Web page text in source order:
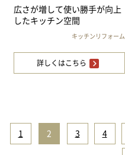
広さが増して使い勝手が向上
したキッチン空間
キッチンリフォーム
詳しくはこちら
1 2 3 4